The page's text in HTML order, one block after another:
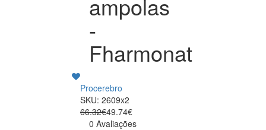
ampolas
-
Fharmonat
Procerebro
SKU: 2609x2
66.32€49.74€
0 Avaliações